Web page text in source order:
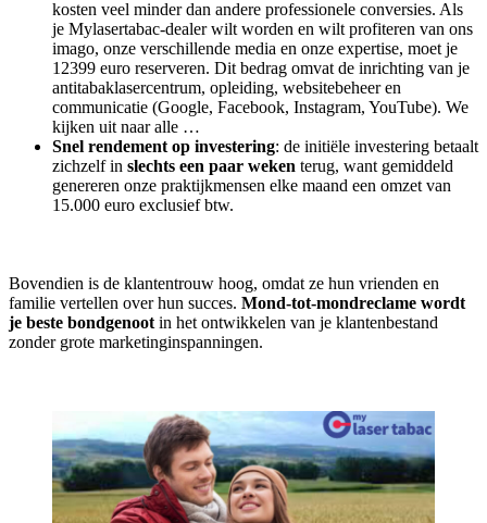
kosten veel minder dan andere professionele conversies. Als
je Mylasertabac-dealer wilt worden en wilt profiteren van ons
imago, onze verschillende media en onze expertise, moet je
12399 euro reserveren. Dit bedrag omvat de inrichting van je
antitabaklasercentrum, opleiding, websitebeheer en
communicatie (Google, Facebook, Instagram, YouTube). We
kijken uit naar alle …
Snel rendement op investering: de initiële investering betaalt
zichzelf in slechts een paar weken terug, want gemiddeld
genereren onze praktijkmensen elke maand een omzet van
15.000 euro exclusief btw.
Bovendien is de klantentrouw hoog, omdat ze hun vrienden en
familie vertellen over hun succes. Mond-tot-mondreclame wordt
je beste bondgenoot in het ontwikkelen van je klantenbestand
zonder grote marketinginspanningen.